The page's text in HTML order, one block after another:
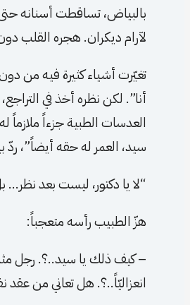
بالبياض، تساقطت أسنانه
لآرام ديكران. هجره القلب
تغيّرت أشياء كثيرة فيه من
أنا”. لكن نظره أخذ في
العدسات الطبية جزءاً ملازماً
سيد، العمر له حقه أيضاً”،
“لا يا دكتور، ليست بعد نظر…
هزّ الطبيب رأسه متعجباً:
– كيف ذلك يا سيد..؟. رجل
انعزاليّاً..؟. هل تعاني من